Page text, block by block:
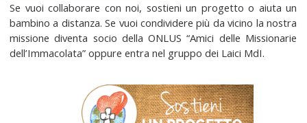
Se vuoi collaborare con noi, sostieni un progetto o aiuta un
bambino a distanza. Se vuoi condividere più da vicino la nostra
missione diventa socio della ONLUS “Amici delle Missionarie
dell’Immacolata” oppure entra nel gruppo dei Laici MdI.